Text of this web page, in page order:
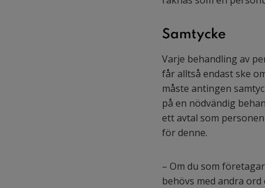
Samtycke
Varje behandling av
får alltså endast ske
måste antingen
på en nödvändig
ett avtal som
för denne.
– Om du som
behövs med andra